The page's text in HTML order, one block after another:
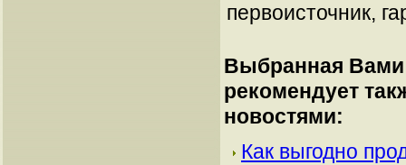
первоисточник,
Выбранная Вами
рекомендует
новостями:
Как выгодно